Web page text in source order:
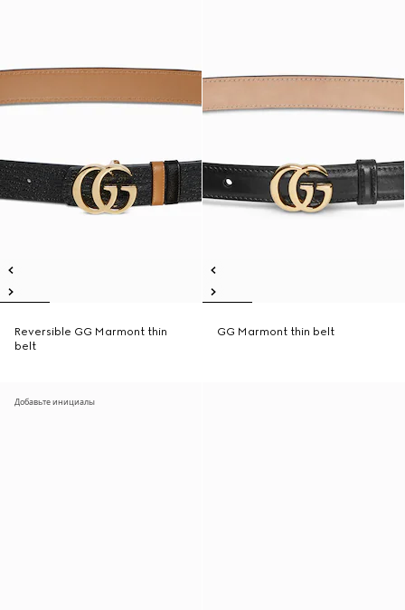
Reversible GG Marmont thin
belt
GG Marmont thin belt
Добавьте инициалы